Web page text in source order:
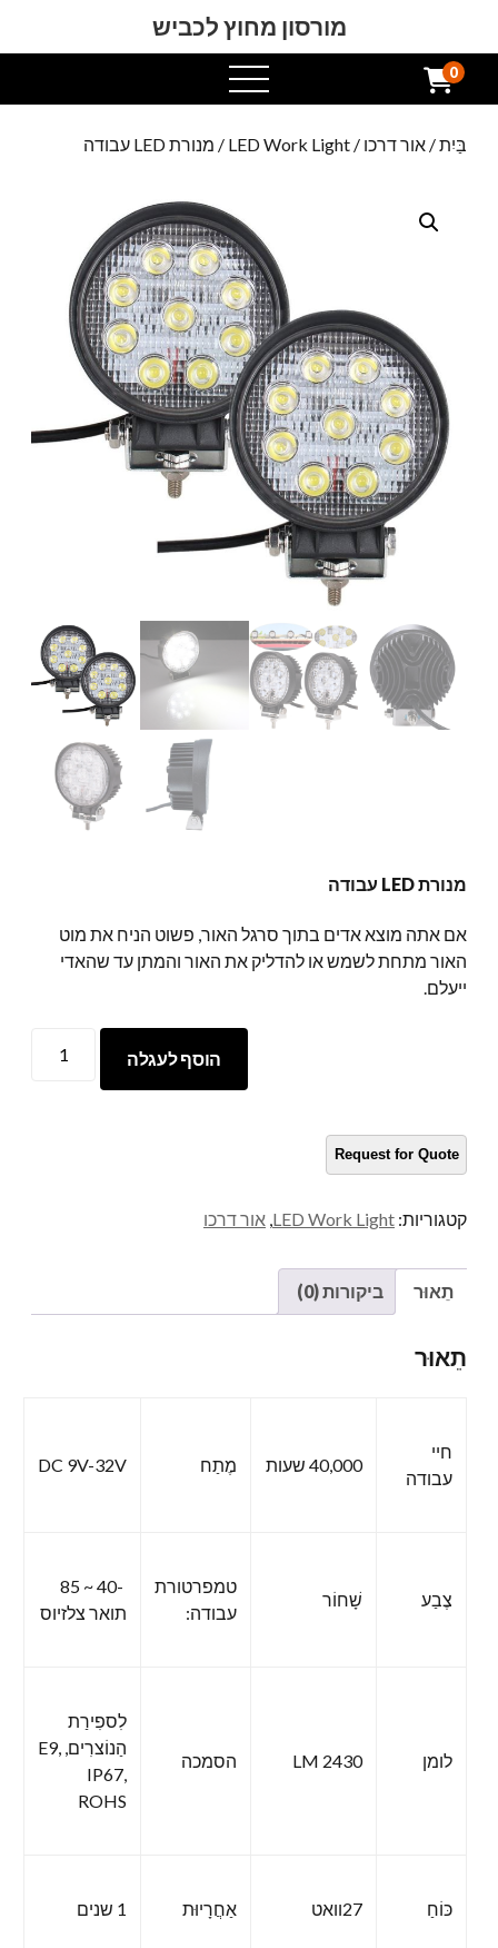
מורסון מחוץ לכביש
תפריט
פתוח
0
בַּיִת/ אור דרכו /
LED Work Light / מנורת LED עבודה
מנורת LED עבודה
אם אתה מוצא אדים בתוך סרגל האור, פשוט הניח את מוט
האור מתחת לשמש או להדליק את האור והמתן עד שהאדי
ייעלם.
LED
הוסף לעגלה
קטגוריות: LED Work Light אור דרכו
תֵאוּר ביקורות (0)
תֵאוּר
חיי
עבודה
40,000 שעות מֶתַח DC 9V-32V
צֶבַע שָׁחוֹר
טמפרטורת
עבודה:
-40 ~ 85
תואר צלזיוס
לומן 2430 LM הסמכה
לִספִירַת
הַנוֹצרִים, E9,
IP67,
ROHS
כּוֹחַ 27וואט אַחֲרָיוּת 1 שנים